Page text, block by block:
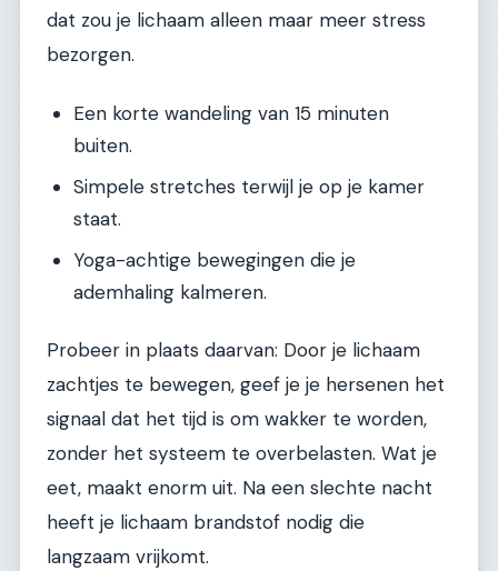
dat zou je lichaam alleen maar meer stress
bezorgen.
Een korte wandeling van 15 minuten
buiten.
Simpele stretches terwijl je op je kamer
staat.
Yoga-achtige bewegingen die je
ademhaling kalmeren.
Probeer in plaats daarvan: Door je lichaam
zachtjes te bewegen, geef je je hersenen het
signaal dat het tijd is om wakker te worden,
zonder het systeem te overbelasten. Wat je
eet, maakt enorm uit. Na een slechte nacht
heeft je lichaam brandstof nodig die
langzaam vrijkomt.